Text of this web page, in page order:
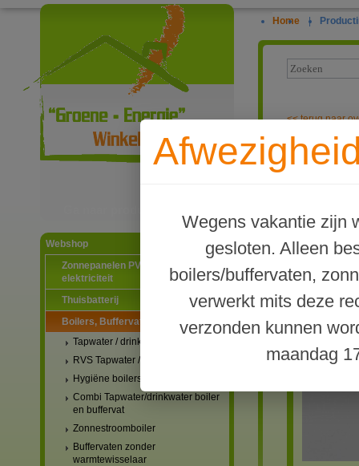
Webshop
Zonnepanelen PV-systemen
elektriciteit
Thuisbatterij
Boilers, Buffervaten en toebehoren
Tapwater / drinkwater boilers
RVS Tapwater / drinkwater boilers
Hygiëne boilers
Combi Tapwater/drinkwater boiler
en buffervat
Zonnestroomboiler
Buffervaten zonder
warmtewisselaar
Home |
Wegens vakantie zijn
gesloten. Alleen
boilers/buffervaten,
verwerkt mits deze
verzonden kunnen
maandag
<<terug naar
Contramoer